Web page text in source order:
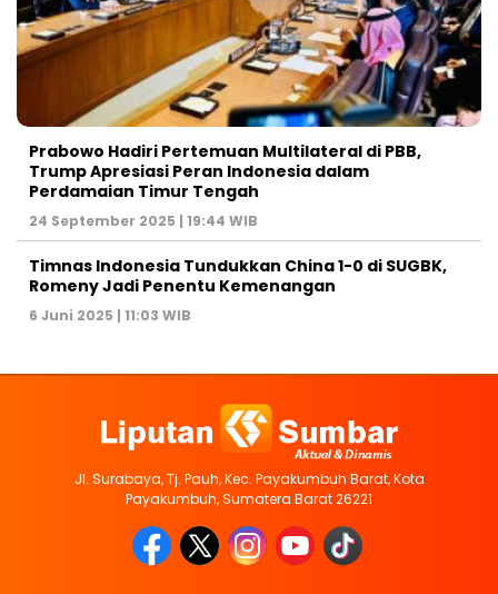
Prabowo Hadiri Pertemuan Multilateral di PBB,
Trump Apresiasi Peran Indonesia dalam
Perdamaian Timur Tengah
24 September 2025 | 19:44 WIB
Timnas Indonesia Tundukkan China 1-0 di SUGBK,
Romeny Jadi Penentu Kemenangan
6 Juni 2025 | 11:03 WIB
Jl. Surabaya, Tj. Pauh, Kec. Payakumbuh Barat, Kota
Payakumbuh, Sumatera Barat 26221